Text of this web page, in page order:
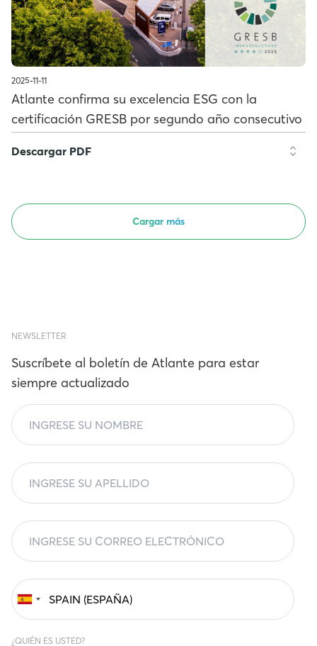
2025-11-11
Atlante confirma su excelencia ESG con la
certificación GRESB por segundo año consecutivo
Descargar PDF
Cargar más
NEWSLETTER
Suscríbete al boletín de Atlante para estar
siempre actualizado
¿QUIÉN ES USTED?